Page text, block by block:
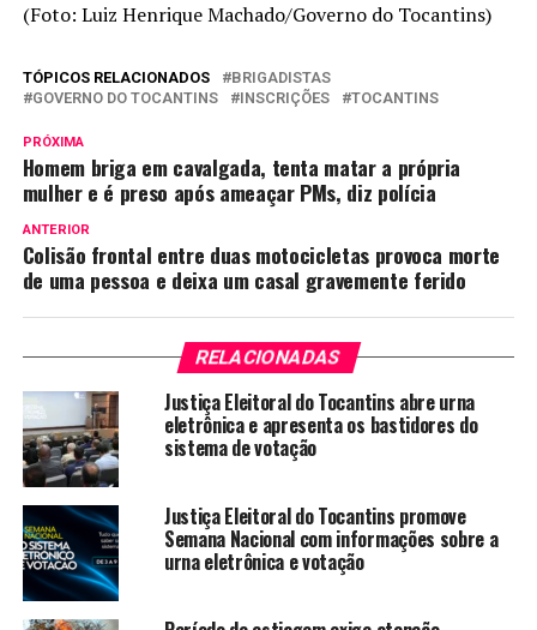
(Foto: Luiz Henrique Machado/Governo do Tocantins)
TÓPICOS RELACIONADOS
BRIGADISTAS
GOVERNO DO TOCANTINS
INSCRIÇÕES TOCANTINS
PRÓXIMA
Homem briga em cavalgada, tenta matar a própria
mulher e é preso após ameaçar PMs, diz polícia
ANTERIOR
Colisão frontal entre duas motocicletas provoca morte
de uma pessoa e deixa um casal gravemente ferido
RELACIONADAS
Justiça Eleitoral do Tocantins abre urna
eletrônica e apresenta os bastidores do
sistema de votação
Justiça Eleitoral do Tocantins promove
Semana Nacional com informações sobre a
urna eletrônica e votação